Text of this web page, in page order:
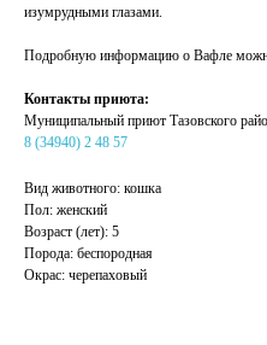
изумрудными глазами.
Подробную информацию о Вафле
Контакты приюта:
Муниципальный приют Тазовского
8 (34940) 2 48 57
Вид животного: кошка
Пол: женский
Возраст (лет): 5
Порода: беспородная
Окрас: черепаховый